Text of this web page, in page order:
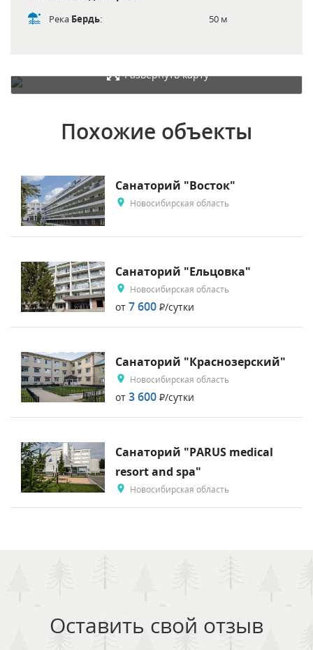
Река Бердь: 50 м
Развернуть карту
Похожие объекты
Санаторий "Восток"
Новосибирская область
Санаторий "Ельцовка"
Новосибирская область
от 7 600 Р/сутки
Санаторий "Краснозерский"
Новосибирская область
от 3 600 Р/сутки
Санаторий "PARUS medical
resort and spa"
Новосибирская область
Оставить свой отзыв